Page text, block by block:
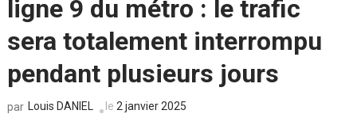
ligne 9 du métro : le trafic
sera totalement interrompu
pendant plusieurs jours
par Louis DANIEL le 2 janvier 2025